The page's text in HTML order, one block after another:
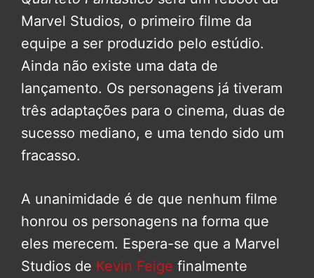
Marvel Studios, o primeiro filme da
equipe a ser produzido pelo estúdio.
Ainda não existe uma data de
lançamento. Os personagens já tiveram
três adaptações para o cinema, duas de
sucesso mediano, e uma tendo sido um
fracasso.
A unanimidade é de que nenhum filme
honrou os personagens na forma que
eles merecem. Espera-se que a Marvel
Studios de Kevin Feige finalmente